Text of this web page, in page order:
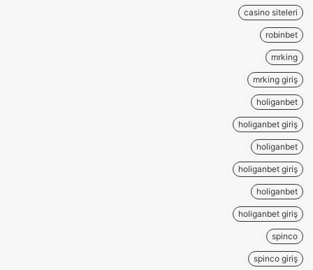
casino siteleri
robinbet
mrking
mrking giriş
holiganbet
holiganbet giriş
holiganbet
holiganbet giriş
holiganbet
holiganbet giriş
spinco
spinco giriş